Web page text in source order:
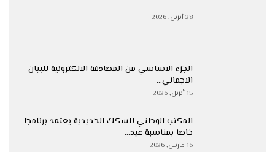
28 أبريل, 2026
الجزء الاساسي من المصادقة الالكترونية للبيان
الاجمالي…
15 أبريل, 2026
المكتب الوطني للسكك الحديدية يعتمد برنامجا
خاصا بمناسبة عيد…
16 مارس, 2026